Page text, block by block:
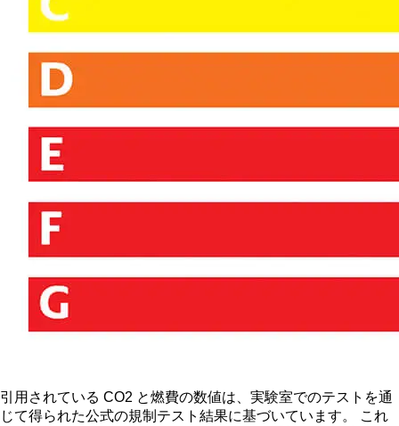
引用されている CO2 と燃費の数値は、実験室でのテストを通
じて得られた公式の規制テスト結果に基づいています。 これ